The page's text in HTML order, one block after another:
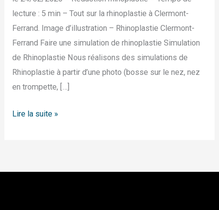
lecture : 5 min – Tout sur la rhinoplastie à Clermont-
Ferrand. Image d’illustration – Rhinoplastie Clermont-
Ferrand Faire une simulation de rhinoplastie Simulation
de Rhinoplastie Nous réalisons des simulations de
Rhinoplastie à partir d’une photo (bosse sur le nez, nez
en trompette, […]
Lire la suite »